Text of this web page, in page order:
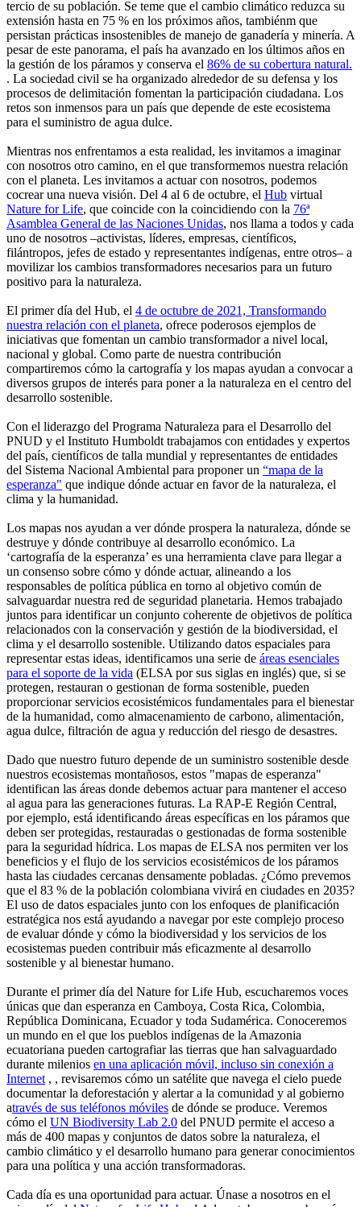
tercio de su población. Se teme que el cambio climático reduzca su
extensión hasta en 75 % en los próximos años, tambiénm que
persistan prácticas insostenibles de manejo de ganadería y minería. A
pesar de este panorama, el país ha avanzado en los últimos años en
la gestión de los páramos y conserva el 86% de su cobertura natural.
. La sociedad civil se ha organizado alrededor de su defensa y los
procesos de delimitación fomentan la participación ciudadana. Los
retos son inmensos para un país que depende de este ecosistema
para el suministro de agua dulce.
Mientras nos enfrentamos a esta realidad, les invitamos a imaginar
con nosotros otro camino, en el que transformemos nuestra relación
con el planeta. Les invitamos a actuar con nosotros, podemos
cocrear una nueva visión. Del 4 al 6 de octubre, el Hub virtual
Nature for Life, que coincide con la coincidiendo con la 76ª
Asamblea General de las Naciones Unidas, nos llama a todos y cada
uno de nosotros –activistas, líderes, empresas, científicos,
filántropos, jefes de estado y representantes indígenas, entre otros– a
movilizar los cambios transformadores necesarios para un futuro
positivo para la naturaleza.
El primer día del Hub, el 4 de octubre de 2021, Transformando
nuestra relación con el planeta, ofrece poderosos ejemplos de
iniciativas que fomentan un cambio transformador a nivel local,
nacional y global. Como parte de nuestra contribución
compartiremos cómo la cartografía y los mapas ayudan a convocar a
diversos grupos de interés para poner a la naturaleza en el centro del
desarrollo sostenible.
Con el liderazgo del Programa Naturaleza para el Desarrollo del
PNUD y el Instituto Humboldt trabajamos con entidades y expertos
del país, científicos de talla mundial y representantes de entidades
del Sistema Nacional Ambiental para proponer un “mapa de la
esperanza" que indique dónde actuar en favor de la naturaleza, el
clima y la humanidad.
Los mapas nos ayudan a ver dónde prospera la naturaleza, dónde se
destruye y dónde contribuye al desarrollo económico. La
‘cartografía de la esperanza’ es una herramienta clave para llegar a
un consenso sobre cómo y dónde actuar, alineando a los
responsables de política pública en torno al objetivo común de
salvaguardar nuestra red de seguridad planetaria. Hemos trabajado
juntos para identificar un conjunto coherente de objetivos de política
relacionados con la conservación y gestión de la biodiversidad, el
clima y el desarrollo sostenible. Utilizando datos espaciales para
representar estas ideas, identificamos una serie de áreas esenciales
para el soporte de la vida (ELSA por sus siglas en inglés) que, si se
protegen, restauran o gestionan de forma sostenible, pueden
proporcionar servicios ecosistémicos fundamentales para el bienestar
de la humanidad, como almacenamiento de carbono, alimentación,
agua dulce, filtración de agua y reducción del riesgo de desastres.
Dado que nuestro futuro depende de un suministro sostenible desde
nuestros ecosistemas montañosos, estos "mapas de esperanza"
identifican las áreas donde debemos actuar para mantener el acceso
al agua para las generaciones futuras. La RAP-E Región Central,
por ejemplo, está identificando áreas específicas en los páramos que
deben ser protegidas, restauradas o gestionadas de forma sostenible
para la seguridad hídrica. Los mapas de ELSA nos permiten ver los
beneficios y el flujo de los servicios ecosistémicos de los páramos
hasta las ciudades cercanas densamente pobladas. ¿Cómo prevemos
que el 83 % de la población colombiana vivirá en ciudades en 2035?
El uso de datos espaciales junto con los enfoques de planificación
estratégica nos está ayudando a navegar por este complejo proceso
de evaluar dónde y cómo la biodiversidad y los servicios de los
ecosistemas pueden contribuir más eficazmente al desarrollo
sostenible y al bienestar humano.
Durante el primer día del Nature for Life Hub, escucharemos voces
únicas que dan esperanza en Camboya, Costa Rica, Colombia,
República Dominicana, Ecuador y toda Sudamérica. Conoceremos
un mundo en el que los pueblos indígenas de la Amazonia
ecuatoriana pueden cartografiar las tierras que han salvaguardado
durante milenios en una aplicación móvil, incluso sin conexión a
Internet , , revisaremos cómo un satélite que navega el cielo puede
documentar la deforestación y alertar a la comunidad y al gobierno
através de sus teléfonos móviles de dónde se produce. Veremos
cómo el UN Biodiversity Lab 2.0 del PNUD permite el acceso a
más de 400 mapas y conjuntos de datos sobre la naturaleza, el
cambio climático y el desarrollo humano para generar conocimientos
para una política y una acción transformadoras.
Cada día es una oportunidad para actuar. Únase a nosotros en el